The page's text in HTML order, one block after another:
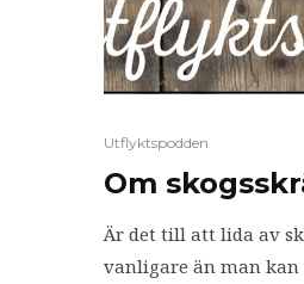
Utflyktspodden
Om
Är det till att lida av
vanligare än man